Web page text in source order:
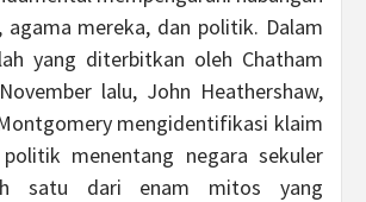
agama mereka, dan politik. Dalam
yang diterbitkan oleh Chatham
lalu, John Heathershaw,
mengidentifikasi klaim
menentang negara sekuler
satu dari enam mitos yang